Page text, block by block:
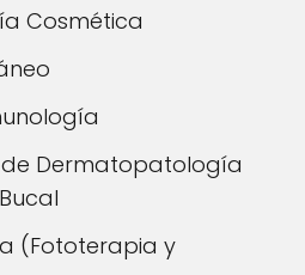
Cosmética
Dermatopatología
(Fototerapia y